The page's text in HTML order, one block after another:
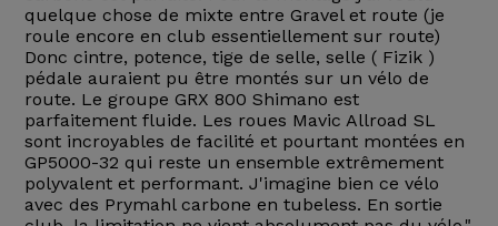
quelque chose de mixte entre Gravel et route (je
roule encore en club essentiellement sur route)
Donc cintre, potence, tige de selle, selle ( Fizik )
pédale auraient pu être montés sur un vélo de
route. Le groupe GRX 800 Shimano est
parfaitement fluide. Les roues Mavic Allroad SL
sont incroyables de facilité et pourtant montées en
GP5000-32 qui reste un ensemble extrêmement
polyvalent et performant. J'imagine bien ce vélo
avec des Prymahl carbone en tubeless. En sortie